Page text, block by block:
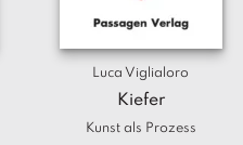
Luca Viglialoro
Kiefer
Kunst als Prozess